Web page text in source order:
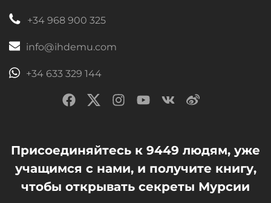
+34 968 900 325
info@ihdemu.com
+34 633 329 144
Присоединяйтесь к 9449 людям, уже
учащимся с нами, и получите книгу,
чтобы открывать секреты Мурсии